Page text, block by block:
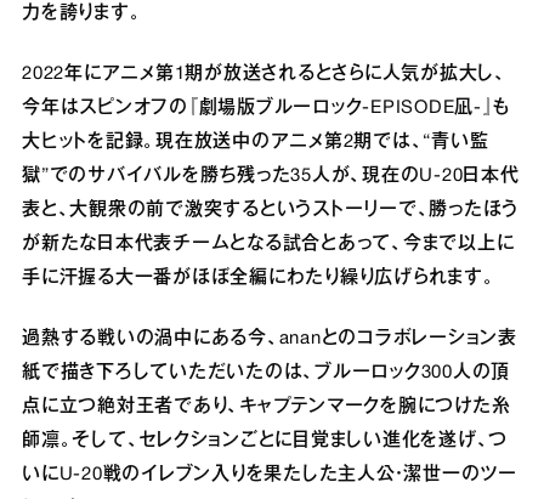
力を誇ります。
2022年にアニメ第1期が放送されるとさらに人気が拡大し、
今年はスピンオフの『劇場版ブルーロック-EPISODE凪-』も
大ヒットを記録。現在放送中のアニメ第2期では、“青い監
獄”でのサバイバルを勝ち残った35人が、現在のU-20日本代
表と、大観衆の前で激突するというストーリーで、勝ったほう
が新たな日本代表チームとなる試合とあって、今まで以上に
手に汗握る大一番がほぼ全編にわたり繰り広げられます。
過熱する戦いの渦中にある今、ananとのコラボレーション表
紙で描き下ろしていただいたのは、ブルーロック300人の頂
点に立つ絶対王者であり、キャプテンマークを腕につけた糸
師凛。そして、セレクションごとに目覚ましい進化を遂げ、つ
いにU-20戦のイレブン入りを果たした主人公・潔世一のツー